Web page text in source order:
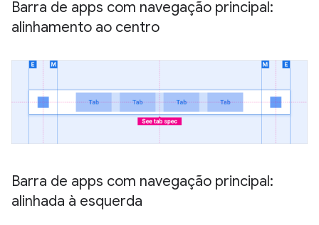
Barra de apps com navegação principal:
alinhamento ao centro
Barra de apps com navegação principal:
alinhada à esquerda